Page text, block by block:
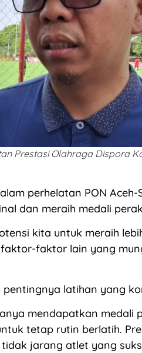
Prestasi Olahraga Dispora
perhelatan PON
dan meraih medali
kita untuk meraih
faktor lain yang
pentingnya latihan yang
mendapatkan medali
tetap rutin berlatih.
jarang atlet yang